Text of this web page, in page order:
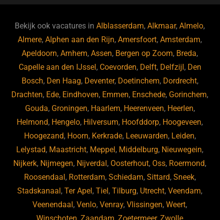
b
o
o
k
ky dI
n
Bekijk ook vacatures inAlblasserdam,Alkmaar,Almelo,
Almere,Alphen aan den Rijn,Amersfoort,Amsterdam,
Apeldoorn,Arnhem,Assen, Bergen op Zoom, Breda,
Capelle aan den IJssel, Coevorden, Delft, Delfzijl, Den
Bosch, Den Haag, Deventer, Doetinchem, Dordrecht,
Drachten, Ede, Eindhoven, Emmen, Enschede, Gorinchem,
Gouda, Groningen, Haarlem, Heerenveen, Heerlen,
Helmond, Hengelo, Hilversum, Hoofddorp, Hoogeveen,
Hoogezand, Hoorn, Kerkrade, Leeuwarden, Leiden,
Lelystad, Maastricht, Meppel, Middelburg, Nieuwegein,
Nijkerk, Nijmegen, Nijverdal, Oosterhout, Oss, Roermond,
Roosendaal, Rotterdam, Schiedam, Sittard, Sneek,
Stadskanaal,Ter Apel,Tiel,Tilburg, Utrecht,Veendam,
Veenendaal,Venlo,Venray,Vlissingen,Weert,